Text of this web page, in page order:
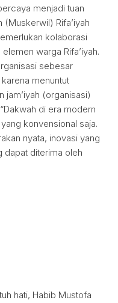
menjadi tuan
(Muskerwil) Rifa’iyah
kolaborasi
warga Rifa’iyah.
sebesar
menuntut
jam’iyah (organisasi)
di era modern
konvensional saja.
nyata, inovasi yang
dapat diterima oleh
hati, Habib Mustofa